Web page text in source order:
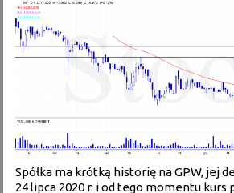
Spółka ma krótką historię na GPW, jej
24 lipca 2020 r. i od tego momentu kurs